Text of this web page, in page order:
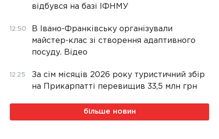
відбувся на базі ІФНМУ
12:50
В Івано-Франківську організували
майстер-клас зі створення адаптивного
посуду. Відео
12:25
За сім місяців 2026 року туристичний збір
на Прикарпатті перевищив 33,5 млн грн
більше новин